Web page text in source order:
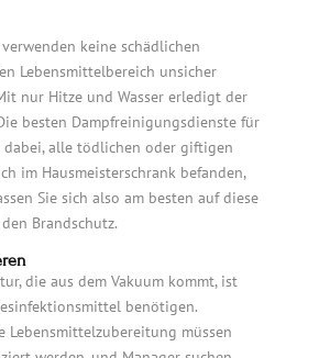
keine schädlichen
Lebensmittelbereich unsicher
nur Hitze und Wasser erledigt der
besten Dampfreinigungsdienste für
dabei, alle tödlichen oder giftigen
im Hausmeisterschrank befanden,
Sie sich also am besten auf diese
Brandschutz.
die aus dem Vakuum kommt, ist
benötigen.
Lebensmittelzubereitung müssen